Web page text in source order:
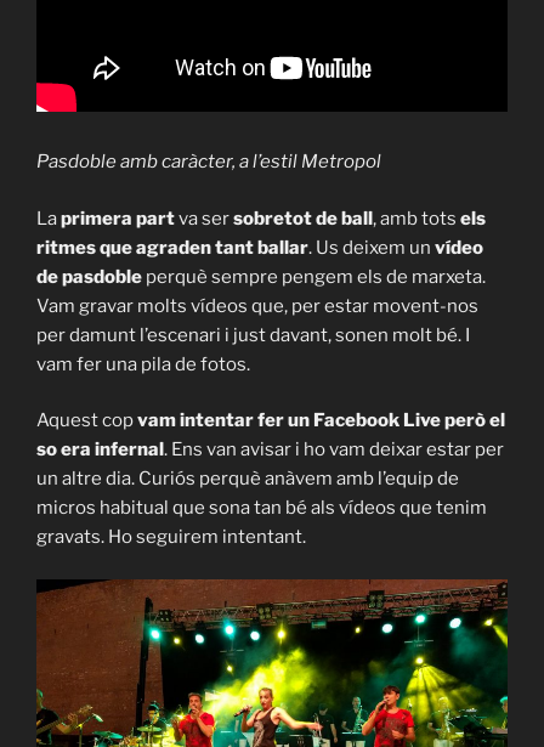
Pasdoble amb caràcter, a l’estil Metropol
Laprimera partva sersobretot de ball, amb tots els
ritmes que agraden tant ballar. Us deixem un vídeo
de pasdoble perquè sempre pengem els de marxeta.
Vam gravar molts vídeos que, per estar movent-nos
per damunt l’escenari i just davant, sonen molt bé. I
vam fer una pila de fotos.
Aquest copvam intentar fer un Facebook Live però el
so era infernal . Ens van avisar i ho vam deixar estar per
un altre dia. Curiós perquè anàvem amb l’equip de
micros habitual que sona tan bé als vídeos que tenim
gravats. Ho seguirem intentant.